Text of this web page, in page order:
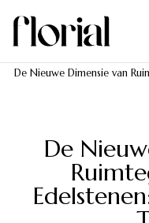
De Nieuwe Dimensie van
De